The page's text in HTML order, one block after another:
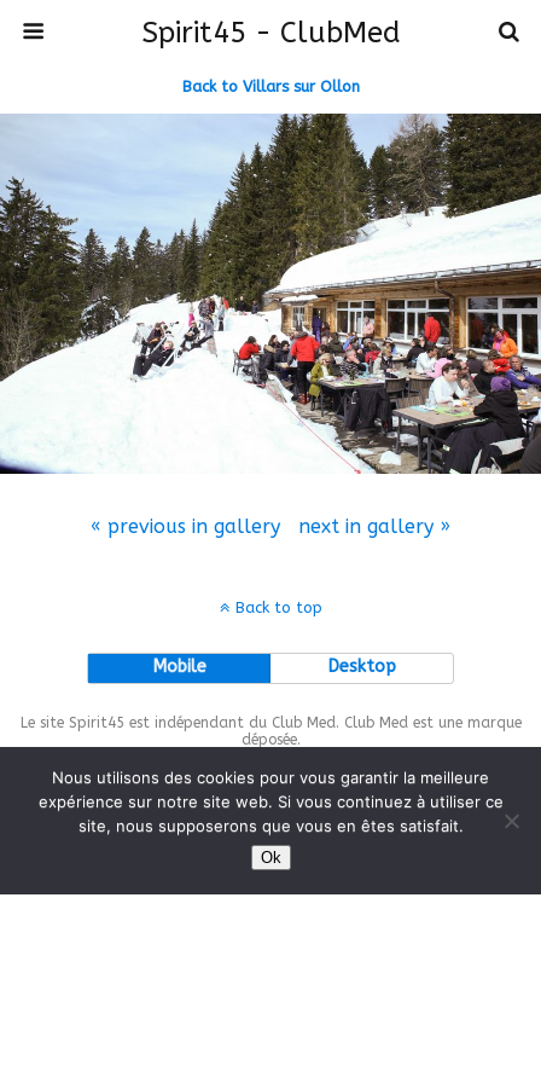
Spirit45 - ClubMed
Back to Villars sur Ollon
« previous in gallery next in gallery »
Back to top
Mobile Desktop
Le site Spirit45 est indépendant du Club Med. Club Med est une marque
déposée.
This site is protected bywp-copyrightpro.com
Nous utilisons des cookies pour vous garantir la meilleure
expérience sur notre site web. Si vous continuez à utiliser ce
site, nous supposerons que vous en êtes satisfait.
Ok